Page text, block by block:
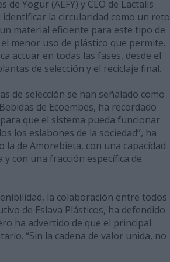
Yogur (AEFY) y CEO de Lactalis
la circularidad como un reto
material eficiente para este tipo de
menor uso de plástico que permite.
actuar en todas las fases, desde el
de selección y el reciclaje final.
de selección se han señalado como
de Ecoembes, ha recordado
que el sistema pueda funcionar.
los eslabones de la sociedad”, ha
de Amorebieta, con una capacidad
con una fracción específica de
la colaboración entre todos
de Eslava Plásticos, ha defendido
ha advertido de que el principal
“Sin la cadena de valor unida, no